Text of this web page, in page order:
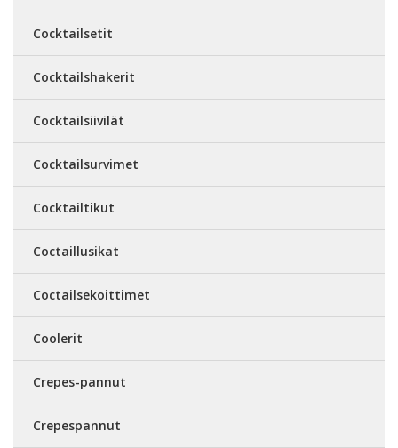
Cocktailsetit
Cocktailshakerit
Cocktailsiivilät
Cocktailsurvimet
Cocktailtikut
Coctaillusikat
Coctailsekoittimet
Coolerit
Crepes-pannut
Crepespannut